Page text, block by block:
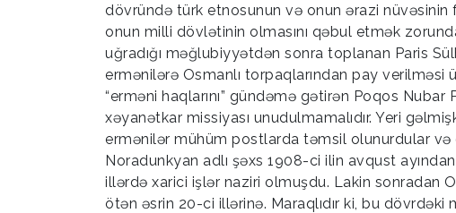
dövründə türk etnosunun və onun ərazi nüvəsinin
onun milli dövlətinin olmasını qəbul etmək
uğradığı məğlubiyyətdən sonra toplanan Paris
ermənilərə Osmanlı torpaqlarından pay verilməsi
“erməni haqlarını” gündəmə gətirən Poqos Nubar
xəyanətkar missiyası unudulmamalıdır. Yeri
ermənilər mühüm postlarda təmsil olunurdular
Noradunkyan adlı şəxs 1908-ci ilin avqust
illərdə xarici işlər naziri olmuşdu. Lakin sonradan
ötən əsrin 20-ci illərinə. Maraqlıdır ki, bu